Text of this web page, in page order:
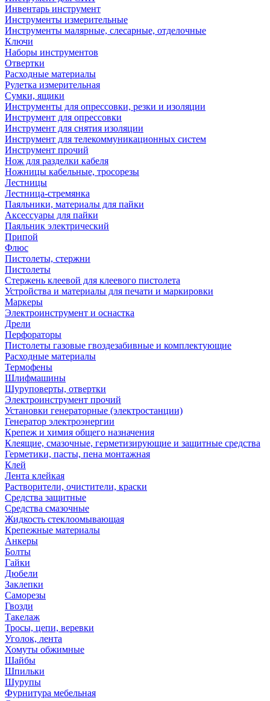
Инвентарь инструмент
Инструменты измерительные
Инструменты малярные, слесарные, отделочные
Ключи
Наборы инструментов
Отвертки
Расходные материалы
Рулетка измерительная
Сумки, ящики
Инструменты для опрессовки, резки и изоляции
Инструмент для опрессовки
Инструмент для снятия изоляции
Инструмент для телекоммуникационных систем
Инструмент прочий
Нож для разделки кабеля
Ножницы кабельные, тросорезы
Лестницы
Лестница-стремянка
Паяльники, материалы для пайки
Аксессуары для пайки
Паяльник электрический
Припой
Флюс
Пистолеты, стержни
Пистолеты
Стержень клеевой для клеевого пистолета
Устройства и материалы для печати и маркировки
Маркеры
Электроинструмент и оснастка
Дрели
Перфораторы
Пистолеты газовые гвоздезабивные и комплектующие
Расходные материалы
Термофены
Шлифмашины
Шуруповерты, отвертки
Электроинструмент прочий
Установки генераторные (электростанции)
Генератор электроэнергии
Крепеж и химия общего назначения
Клеящие, смазочные, герметизирующие и защитные средства
Герметики, пасты, пена монтажная
Клей
Лента клейкая
Растворители, очистители, краски
Средства защитные
Средства смазочные
Жидкость стеклоомывающая
Крепежные материалы
Анкеры
Болты
Гайки
Дюбели
Заклепки
Саморезы
Гвозди
Такелаж
Тросы, цепи, веревки
Уголок, лента
Хомуты обжимные
Шайбы
Шпильки
Шурупы
Фурнитура мебельная